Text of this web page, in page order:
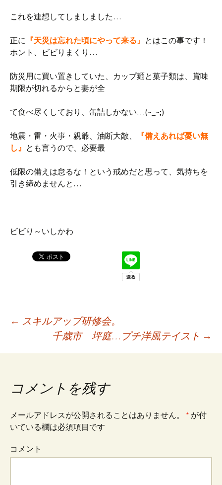
これを連想してしましました…
正に 『天災は忘れた頃にやって来る』 とはこの事です！
ホント、ビビりまくり…
防災用に買い置きしていた、カップ麺と菓子類は、賞味
期限が切れるからと妻が全
て食べ尽くしており、缶詰しかない…(~_~;)
地震・雷・火事・親爺、油断大敵、
『備えあれば憂い無
し』 とも言うので、必要最
低限の備えは怠るな！という戒めだと思って、気持ちを
引き締めませんと…
ビビり～いしかわ
投
ナ
ビ
← スキルアップ研修会。
千歳市 坪庭…プチ洋風テイスト →
コメントを残す
メールアドレスが公開されることはありません。 * が付
いている欄は必須項目です
コメント